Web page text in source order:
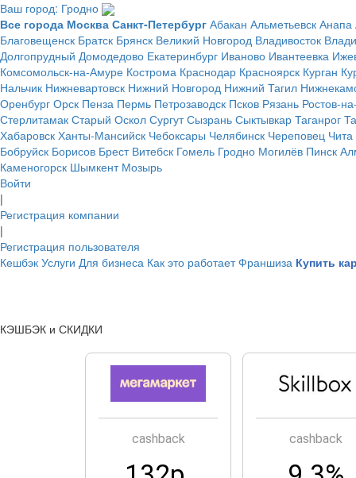
Ваш город: Гродно
Все города Москва Санкт-Петербург Абакан Альметьевск Анапа
Благовещенск Братск Брянск Великий Новгород Владивосток
Долгопрудный Домодедово Екатеринбург Иваново Ивантеевка
Комсомольск-на-Амуре Кострома Краснодар Красноярск Курган
Нальчик Нижневартовск Нижний Новгород Нижний Тагил
Оренбург Орск Пенза Пермь Петрозаводск Псков Рязань Ростов-
Стерлитамак Старый Оскол Сургут Сызрань Сыктывкар Таганрог
Хабаровск Ханты-Мансийск Чебоксары Челябинск Череповец Чита
Бобруйск Борисов Брест Витебск Гомель Гродно Могилёв Пинск
Каменогорск Шымкент Мозырь
Войти
|
Регистрация компании
|
Регистрация пользователя
Кешбэк Услуги Для бизнеса Как это работает Франшиза Купить
КЭШБЭК и СКИДКИ
cashback cashback